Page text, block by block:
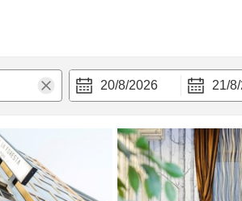
20/8/2026 21/